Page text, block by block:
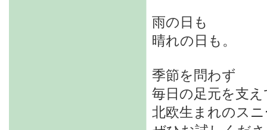
雨の日も
晴れの日も。
季節を問わず
毎日の足元を支
北欧生まれのス